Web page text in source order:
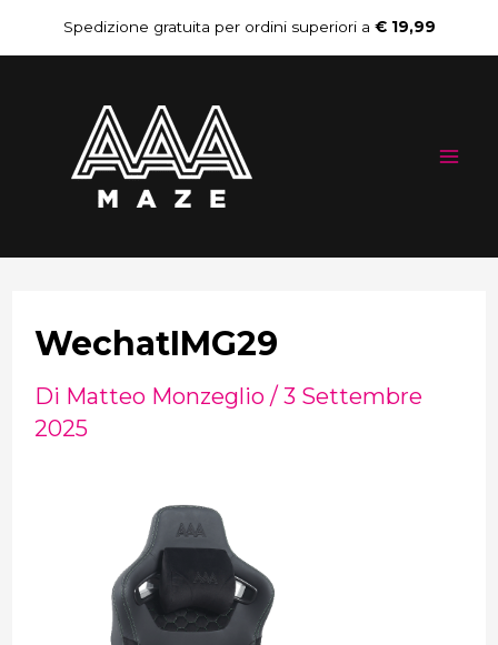
al
contenuto
Spedizione gratuita per ordini superiori a € 19,99
WechatIMG29
Di Matteo Monzeglio / 3 Settembre
2025
Navigazione
articoli